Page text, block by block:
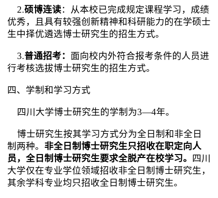
2.硕博连读：从本校已完成规定课程学习，成绩
优秀，且具有较强创新精神和科研能力的在学硕士
生中择优遴选博士研究生的招生方式。
3.普通招考： 面向校内外符合报考条件的人员进
行考核选拔博士研究生的招生方式。
四、学制和学习方式
四川大学博士研究生的学制为3—4年。
博士研究生按其学习方式分为全日制和非全日
制两种。 非全日制博士研究生只招收在职定向人
员，全日制博士研究生要求全脱产在校学习。
四川
大学仅在专业学位领域招收非全日制博士研究生，
其余学科专业均只招收全日制博士研究生。